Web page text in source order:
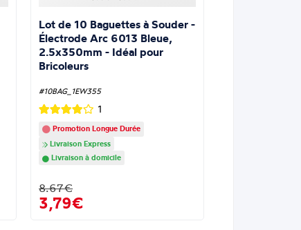
Lot de 10 Baguettes à Souder -
Électrode Arc 6013 Bleue,
2.5x350mm - Idéal pour
Bricoleurs
#10BAG_1EW355
1
Promotion Longue Durée
Livraison Express
Livraison à domicile
8.67€
3,79€